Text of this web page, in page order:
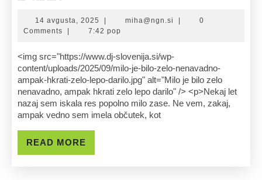
Je
Bilo
Zelo
Nenavadno,
Ampak
Hkrati
Zelo
Lepo
14 avgusta, 2025 14
avgusta,
| miha@ngn.si miha@ngn.si
|
0
Comments
| 7:42 pop
<img src="https://www.dj-slovenija.si/wp-
content/uploads/2025/09/milo-je-bilo-zelo-nenavadno-
ampak-hkrati-zelo-lepo-darilo.jpg" alt="Milo je bilo zelo
nenavadno, ampak hkrati zelo lepo darilo" /> <p>Nekaj let
nazaj sem iskala res popolno milo zase. Ne vem, zakaj,
ampak vedno sem imela občutek, kot
READ MORE
MORE